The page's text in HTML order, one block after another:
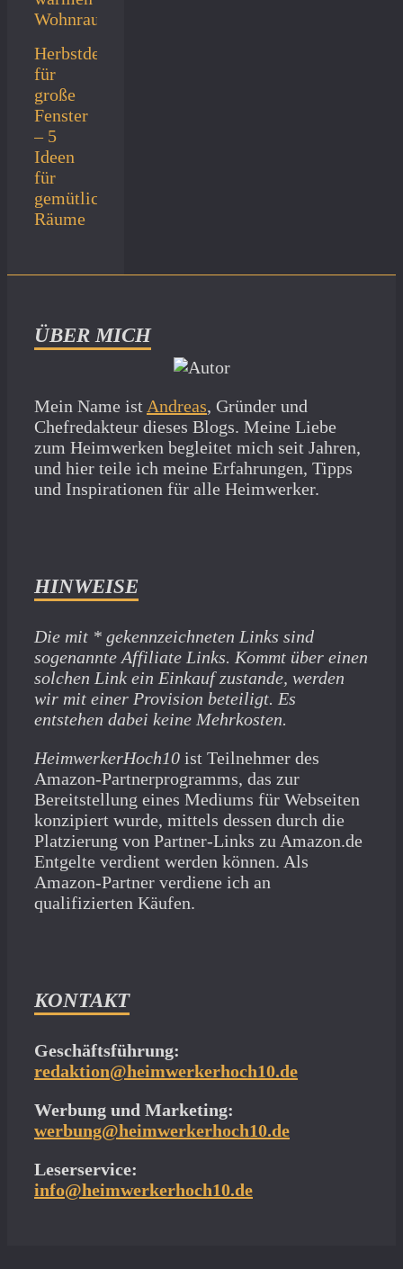
Herbstdeko
für
große
Fenster
– 5
Ideen
für
gemütliche
Räume
ÜBER MICH
Mein Name ist Andreas, Gründer und
Chefredakteur dieses Blogs. Meine Liebe
zum Heimwerken begleitet mich seit Jahren,
und hier teile ich meine Erfahrungen, Tipps
und Inspirationen für alle Heimwerker.
HINWEISE
Die mit * gekennzeichneten Links sind
sogenannte Affiliate Links. Kommt über einen
solchen Link ein Einkauf zustande, werden
wir mit­ einer Provision beteiligt. Es
entstehen dabei keine Mehrkosten.
HeimwerkerHoch10 ist Teilnehmer des
Amazon-Partnerprogramms, das zur
Bereitstellung eines Mediums für Webseiten
konzipiert wurde, mittels dessen durch die
Platzierung von Partner-Links zu Amazon.de
Entgelte verdient werden können. Als
Amazon-Partner verdiene ich an
qualifizierten Käufen.
KONTAKT
Geschäftsführung:
redaktion@heimwerkerhoch10.de
Werbung und Marketing:
werbung@heimwerkerhoch10.de
Leserservice:
info@heimwerkerhoch10.de